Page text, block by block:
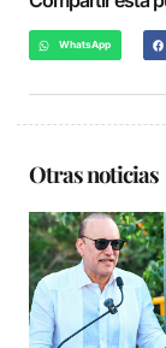
WhatsApp
Otras noticias